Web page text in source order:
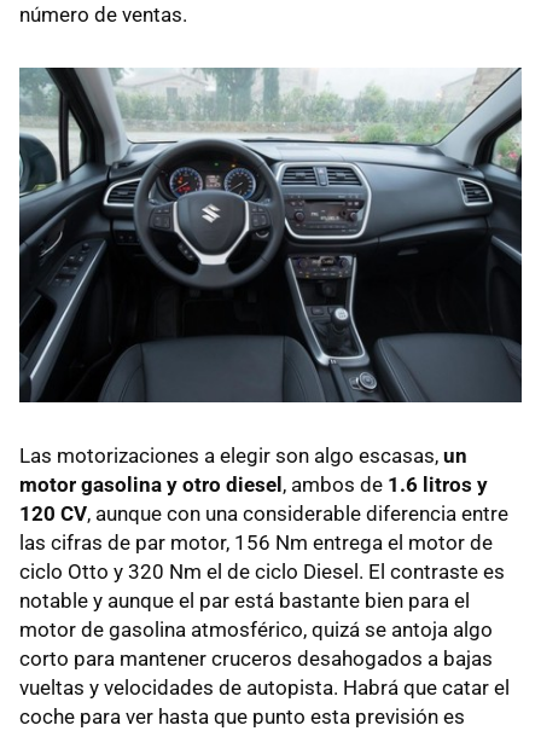
número de ventas.
Las motorizaciones a elegir son algo escasas, un
motor gasolina y otro diesel , ambos de 1.6 litros y
120 CV, aunque con una considerable diferencia entre
las cifras de par motor, 156 Nm entrega el motor de
ciclo Otto y 320 Nm el de ciclo Diesel. El contraste es
notable y aunque el par está bastante bien para el
motor de gasolina atmosférico, quizá se antoja algo
corto para mantener cruceros desahogados a bajas
vueltas y velocidades de autopista. Habrá que catar el
coche para ver hasta que punto esta previsión es